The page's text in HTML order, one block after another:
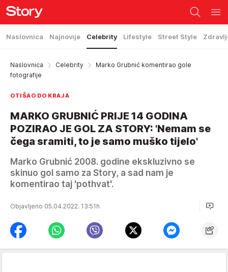
Naslovnica Najnovije Celebrity Lifestyle Street Style
Naslovnica Celebrity
Marko Grubnić komentirao gole
fotografije
OTIŠAO DO KRAJA
MARKO GRUBNIĆ PRIJE 14 GODINA
POZIRAO JE GOL ZA STORY: 'Nemam se
čega sramiti, to je samo muško tijelo'
Marko Grubnić 2008. godine ekskluzivno se
skinuo gol samo za Story, a sad nam je
komentirao taj 'pothvat'.
Objavljeno 05.04.2022. 13:51h